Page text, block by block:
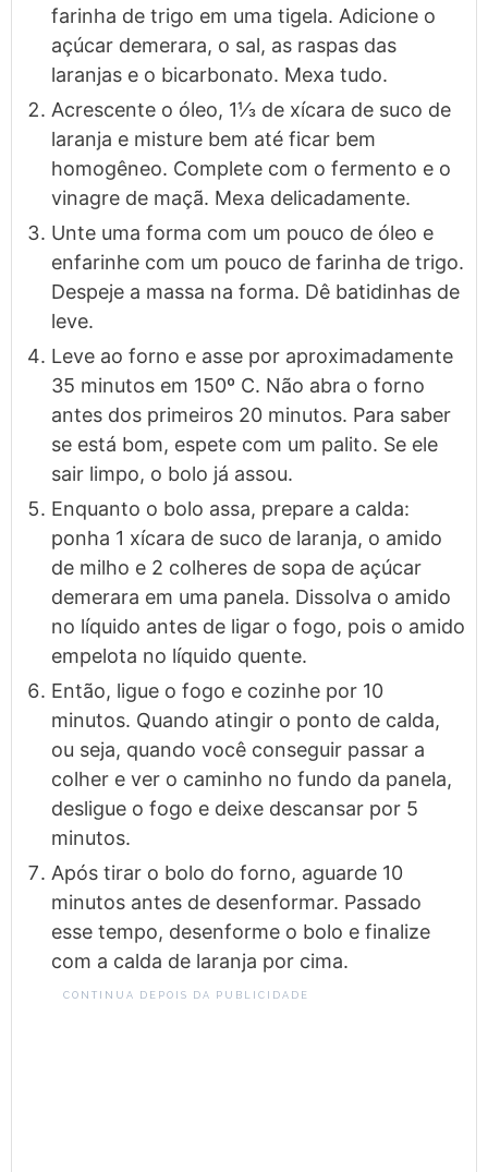
farinha de trigo em uma tigela. Adicione o
açúcar demerara, o sal, as raspas das
laranjas e o bicarbonato. Mexa tudo.
Acrescente o óleo, 1⅓ de xícara de suco de
laranja e misture bem até ficar bem
homogêneo. Complete com o fermento e o
vinagre de maçã. Mexa delicadamente.
Unte uma forma com um pouco de óleo e
enfarinhe com um pouco de farinha de trigo.
Despeje a massa na forma. Dê batidinhas de
leve.
Leve ao forno e asse por aproximadamente
35 minutos em 150º C. Não abra o forno
antes dos primeiros 20 minutos. Para saber
se está bom, espete com um palito. Se ele
sair limpo, o bolo já assou.
Enquanto o bolo assa, prepare a calda:
ponha 1 xícara de suco de laranja, o amido
de milho e 2 colheres de sopa de açúcar
demerara em uma panela. Dissolva o amido
no líquido antes de ligar o fogo, pois o amido
empelota no líquido quente.
Então, ligue o fogo e cozinhe por 10
minutos. Quando atingir o ponto de calda,
ou seja, quando você conseguir passar a
colher e ver o caminho no fundo da panela,
desligue o fogo e deixe descansar por 5
minutos.
Após tirar o bolo do forno, aguarde 10
minutos antes de desenformar. Passado
esse tempo, desenforme o bolo e finalize
com a calda de laranja por cima.
CONTINUA DEPOIS DA PUBLICIDADE